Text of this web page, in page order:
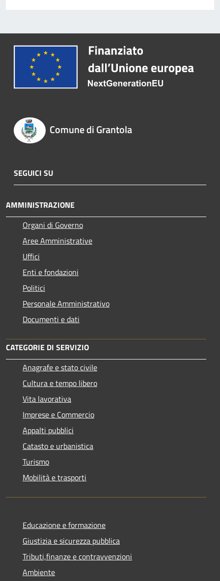
Comune di Grantola
SEGUICI SU
AMMINISTRAZIONE
Organi di Governo
Aree Amministrative
Uffici
Enti e fondazioni
Politici
Personale Amministrativo
Documenti e dati
CATEGORIE DI SERVIZIO
Anagrafe e stato civile
Cultura e tempo libero
Vita lavorativa
Imprese e Commercio
Appalti pubblici
Catasto e urbanistica
Turismo
Mobilità e trasporti
Educazione e formazione
Giustizia e sicurezza pubblica
Tributi,finanze e contravvenzioni
Ambiente